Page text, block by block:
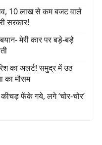
10 लाख से कम बजट वाले
सरकार!
मेरी कार पर बड़े-बड़े
का अलर्ट! समुद्र में उठ
का मौसम
फेंके गये, लगे ‘चोर-चोर’